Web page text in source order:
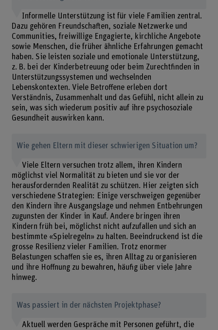
Informelle Unterstützung ist für viele Familien zentral.
Dazu gehören Freundschaften, soziale Netzwerke und
Communities, freiwillige Engagierte, kirchliche Angebote
sowie Menschen, die früher ähnliche Erfahrungen gemacht
haben. Sie leisten soziale und emotionale Unterstützung,
z. B. bei der Kinderbetreuung oder beim Zurechtfinden in
Unterstützungssystemen und wechselnden
Lebenskontexten. Viele Betroffene erleben dort
Verständnis, Zusammenhalt und das Gefühl, nicht allein zu
sein, was sich wiederum positiv auf ihre psychosoziale
Gesundheit auswirken kann.
Wie gehen Eltern mit dieser schwierigen Situation um?
Viele Eltern versuchen trotz allem, ihren Kindern
möglichst viel Normalität zu bieten und sie vor der
herausfordernden Realität zu schützen. Hier zeigten sich
verschiedene Strategien: Einige verschweigen gegenüber
den Kindern ihre Ausgangslage und nehmen Entbehrungen
zugunsten der Kinder in Kauf. Andere bringen ihren
Kindern früh bei, möglichst nicht aufzufallen und sich an
bestimmte «Spielregeln» zu halten. Beeindruckend ist die
grosse Resilienz vieler Familien. Trotz enormer
Belastungen schaffen sie es, ihren Alltag zu organisieren
und ihre Hoffnung zu bewahren, häufig über viele Jahre
hinweg.
Was passiert in der nächsten Projektphase?
Aktuell werden Gespräche mit Personen geführt, die